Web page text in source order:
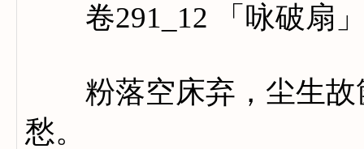
卷291_12 「咏破扇
粉落空床弃，尘生故
愁。